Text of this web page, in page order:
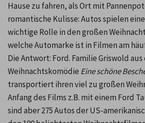
Hause zu fahren, als Ort mit
romantische Kulisse:Autos spielen
wichtige Rolle in den großen
welche Automarke ist in Filmen am
Die Antwort: Ford. Familie Griswold
Weihnachtskomödie
transportiert ihren viel zu großen
Anfang des Films z.B. mit einem Ford
sind aber 275 Autos der US-